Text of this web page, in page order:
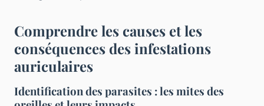
Comprendre les causes et les
conséquences des infestations
auriculaires
Identification des parasites : les mites des